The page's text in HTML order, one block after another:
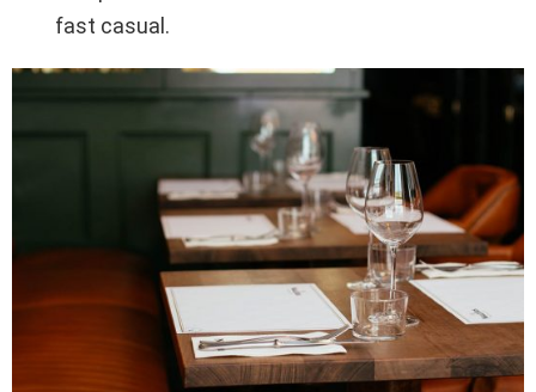
fast casual.